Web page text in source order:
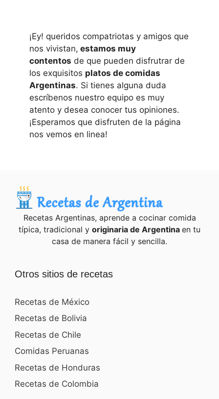
¡Ey! queridos compatriotas y amigos que
nos vivistan, estamos muy
contentos de que pueden disfrutrar de
los exquisitos platos de comidas
Argentinas. Si tienes alguna duda
escríbenos nuestro equipo es muy
atento y desea conocer tus opiniones.
¡Esperamos que disfruten de la página
nos vemos en linea!
Recetas Argentinas, aprende a cocinar comida
típica, tradicional y originaria de Argentina en tu
casa de manera fácil y sencilla.
Otros sitios de recetas
Recetas de México
Recetas de Bolivia
Recetas de Chile
Comidas Peruanas
Recetas de Honduras
Recetas de Colombia